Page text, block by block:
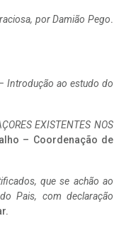
por Damião Pego.
Introdução ao estudo do
EXISTENTES NOS
– Coordenação de
que se achão ao
Pais, com declaração